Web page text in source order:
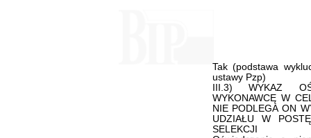
Tak (podstawa
ustawy Pzp)
III.3) WYKAZ
WYKONAWCĘ W
NIE PODLEGA ON
UDZIAŁU W
SELEKCJI